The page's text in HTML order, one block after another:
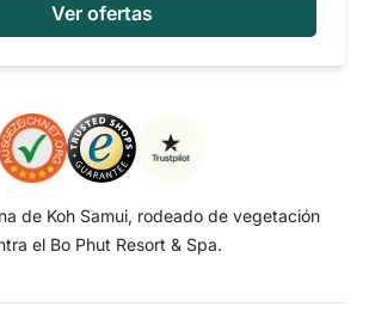
Ver ofertas
de Koh Samui, rodeado de vegetación
el Bo Phut Resort & Spa.